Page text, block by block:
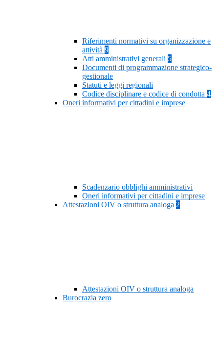
Riferimenti normativi su organizzazione e
attività 9
Atti amministrativi generali 5
Documenti di programmazione strategico-
gestionale
Statuti e leggi regionali
Codice disciplinare e codice di condotta 4
Oneri informativi per cittadini e imprese
Scadenzario obblighi amministrativi
Oneri informativi per cittadini e imprese
Attestazioni OIV o struttura analoga 2
Attestazioni OIV o struttura analoga
Burocrazia zero